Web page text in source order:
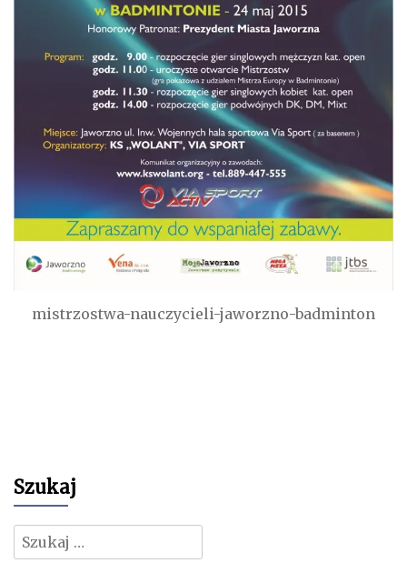
mistrzostwa-nauczycieli-jaworzno-badminton
Szukaj
Szukaj: